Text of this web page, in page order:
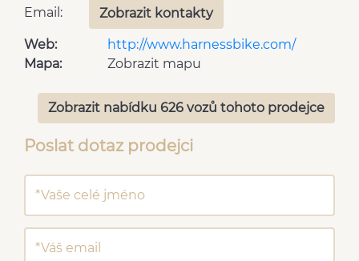
Email:
Zobrazit kontakty
Web:
http://www.harnessbike.com/
Mapa:
Zobrazit mapu
Zobrazit nabídku 626 vozů tohoto prodejce
Poslat dotaz prodejci